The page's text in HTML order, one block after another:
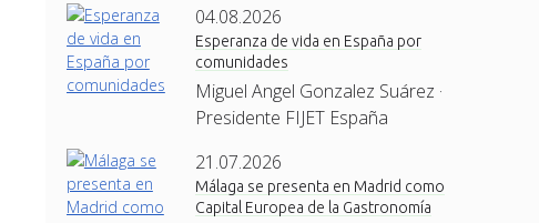
04.08.2026
Esperanza de vida en España por
comunidades
Miguel Angel Gonzalez Suárez ·
Presidente FIJET España
21.07.2026
Málaga se presenta en Madrid como
Capital Europea de la Gastronomía